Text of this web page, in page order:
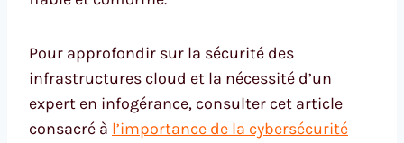
Pour approfondir sur la sécurité des
infrastructures cloud et la nécessité d’un
expert en infogérance, consulter cet article
consacré à l’importance de la cybersécurité